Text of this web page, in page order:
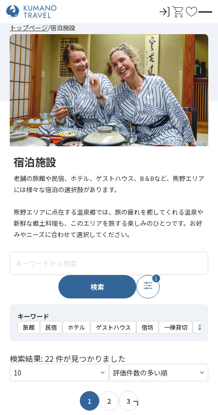
ロ
イ
ン
カ
ト
お
に
入
り
トップページ 宿泊施設
宿泊施設
老舗の旅館や民宿、ホテル、ゲストハウス、B＆Bなど、熊野エリア
には様々な宿泊の選択肢があります。
熊野エリアに点在する温泉郷では、旅の疲れを癒してくれる温泉や
新鮮な郷土料理も、このエリアを旅する楽しみのひとつです。お好
みやニーズに合わせて選択してください。
検索
1
キーワード
旅館 民宿 ホテル ゲストハウス 宿坊 一棟貸切 温泉
検索結果: 22 件が見つかりました
1 2 3